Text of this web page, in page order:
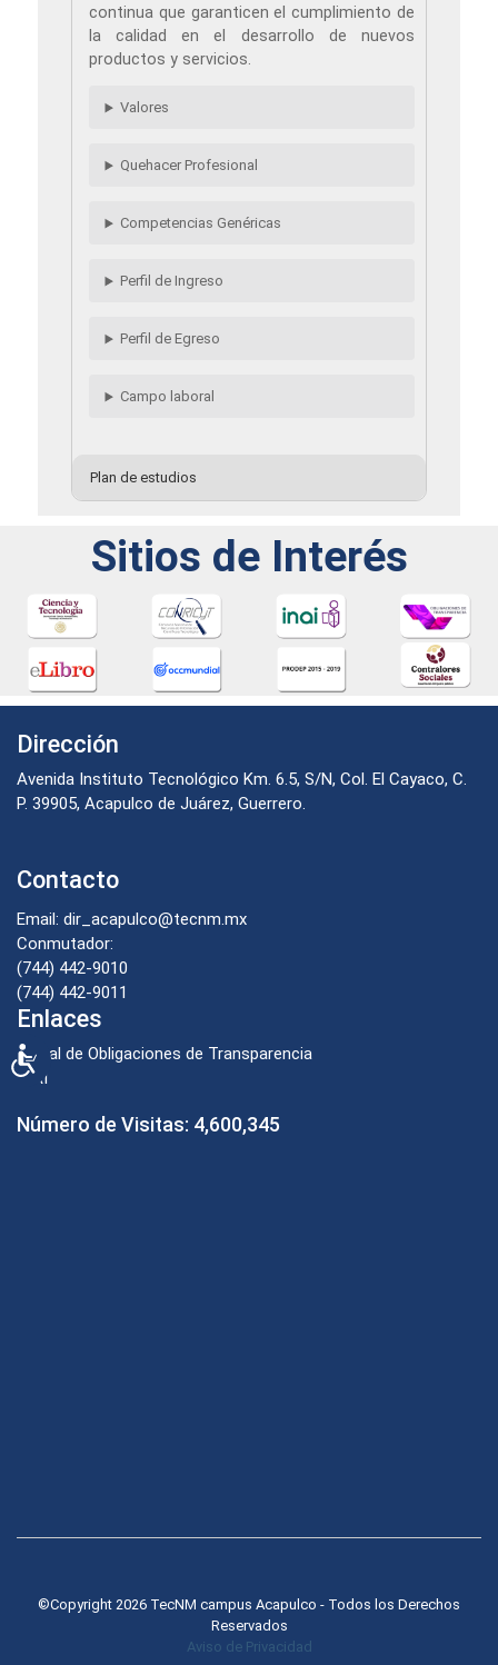
Accesibilidad
continua que garanticen el cumplimiento de
la calidad en el desarrollo de nuevos
productos y servicios.
Valores
Quehacer Profesional
Competencias Genéricas
Perfil de Ingreso
Perfil de Egreso
Campo laboral
Plan de estudios
Sitios de Interés
Dirección
Avenida Instituto Tecnológico Km. 6.5, S/N, Col. El Cayaco, C.
P. 39905, Acapulco de Juárez, Guerrero.
Contacto
Email: dir_acapulco@tecnm.mx
Conmutador:
(744) 442-9010
(744) 442-9011
Enlaces
Portal de Obligaciones de Transparencia
INAI
Número de Visitas: 4,600,345
©Copyright 2026 TecNM campus Acapulco - Todos los Derechos
Reservados
Aviso de Privacidad